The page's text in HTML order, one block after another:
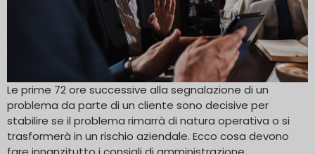
Le prime 72 ore successive alla segnalazione di un
problema da parte di un cliente sono decisive per
stabilire se il problema rimarrà di natura operativa o si
trasformerà in un rischio aziendale. Ecco cosa devono